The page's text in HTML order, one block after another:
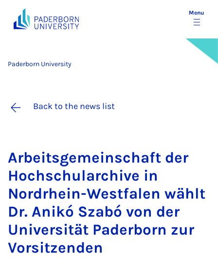
Menu
Paderborn University
Back to the news list
Arbeits­ge­meinsch­aft der
Hoch­schu­larchive in
Nordrhein-West­falen wählt
Dr. Anikó Sz­a­bó von der
Uni­versität Pader­born zur
Vorsitzenden